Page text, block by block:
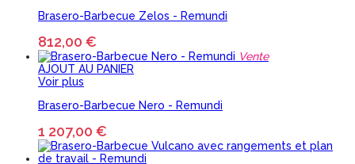
Brasero-Barbecue Zelos - Remundi
812,00 €
Vente
AJOUT AU PANIER
Voir plus
Brasero-Barbecue Nero - Remundi
1 207,00 €